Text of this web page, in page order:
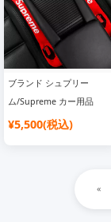
ブランド シュプリー
ム/Supreme カー用品
¥5,500(税込)
«